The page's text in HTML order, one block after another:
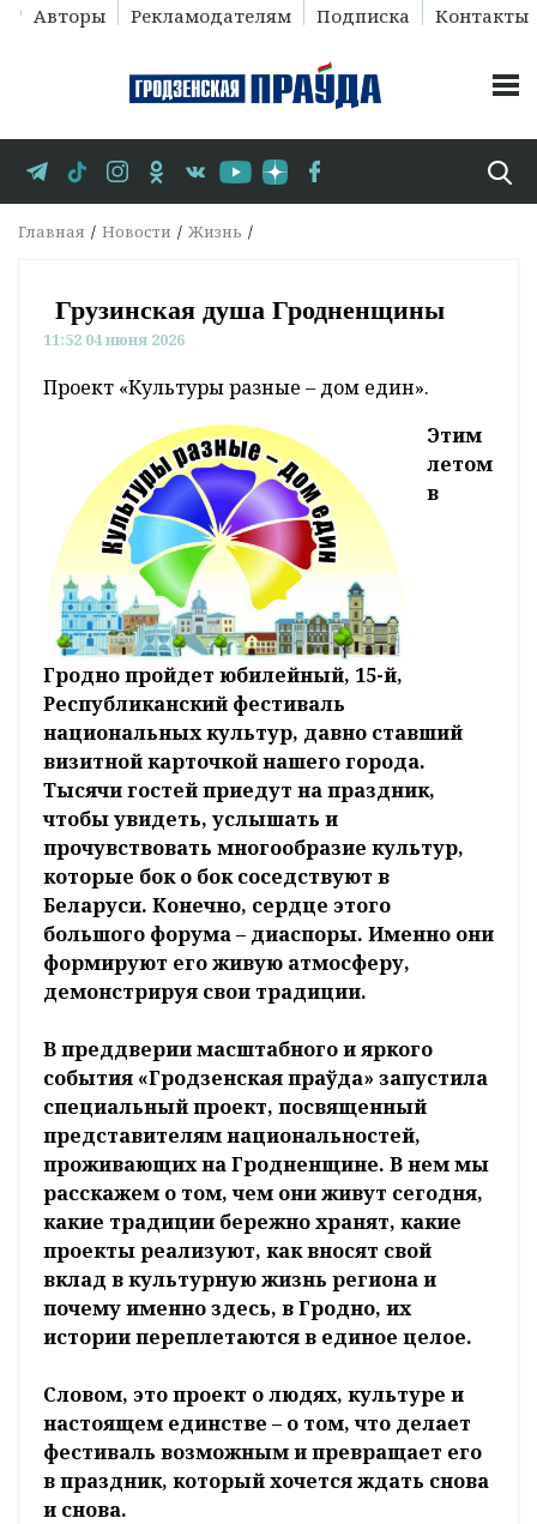
Авторы Рекламодателям Подписка Контакты
Главная Новости Жизнь
Грузинская душа Гродненщины
11:52 04 июня 2026
Проект «Культуры разные – дом един».
Этим
летом
в
Гродно пройдет юбилейный, 15-й,
Республиканский фестиваль
национальных культур, давно ставший
визитной карточкой нашего города.
Тысячи гостей приедут на праздник,
чтобы увидеть, услышать и
прочувствовать многообразие культур,
которые бок о бок соседствуют в
Беларуси. Конечно, сердце этого
большого форума – диаспоры. Именно они
формируют его живую атмосферу,
демонстрируя свои традиции.
В преддверии масштабного и яркого
события «Гро­дзенская праўда» запустила
специальный проект, посвященный
представителям национальностей,
проживающих на Гродненщине. В нем мы
расскажем о том, чем они живут сегодня,
какие традиции бережно хранят, какие
проекты реализуют, как вносят свой
вклад в культурную жизнь региона и
почему именно здесь, в Гродно, их
истории переплетаются в единое целое.
Словом, это проект о людях, культуре и
настоящем единстве – о том, что делает
фестиваль возможным и превращает его
в праздник, который хочется ждать снова
и снова.